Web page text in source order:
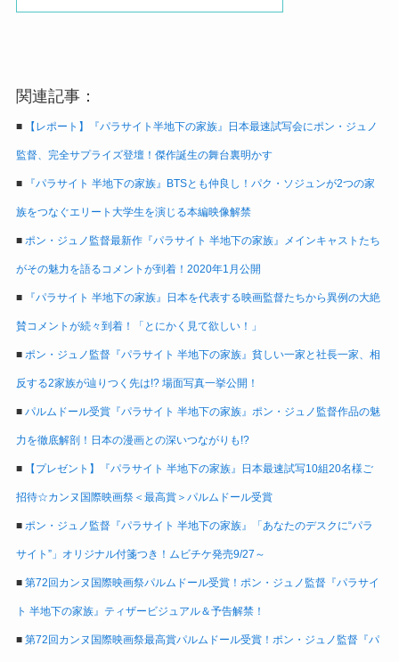
関連記事：
■ 【レポート】『パラサイト半地下の家族』日本最速試写会にポン・ジュノ
監督、完全サプライズ登壇！傑作誕生の舞台裏明かす
■ 『パラサイト 半地下の家族』BTSとも仲良し！パク・ソジュンが2つの家
族をつなぐエリート大学生を演じる本編映像解禁
■ ポン・ジュノ監督最新作『パラサイト 半地下の家族』メインキャストたち
がその魅力を語るコメントが到着！2020年1月公開
■ 『パラサイト 半地下の家族』日本を代表する映画監督たちから異例の大絶
賛コメントが続々到着！「とにかく見て欲しい！」
■ ポン・ジュノ監督『パラサイト 半地下の家族』貧しい一家と社長一家、相
反する2家族が辿りつく先は!? 場面写真一挙公開！
■ パルムドール受賞『パラサイト 半地下の家族』ポン・ジュノ監督作品の魅
力を徹底解剖！日本の漫画との深いつながりも!?
■ 【プレゼント】『パラサイト 半地下の家族』日本最速試写10組20名様ご
招待☆カンヌ国際映画祭＜最高賞＞パルムドール受賞
■ ポン・ジュノ監督『パラサイト 半地下の家族』「あなたのデスクに“パラ
サイト”」オリジナル付箋つき！ムビチケ発売9/27～
■ 第72回カンヌ国際映画祭パルムドール受賞！ポン・ジュノ監督『パラサイ
ト 半地下の家族』ティザービジュアル＆予告解禁！
■ 第72回カンヌ国際映画祭最高賞パルムドール受賞！ポン・ジュノ監督『パ